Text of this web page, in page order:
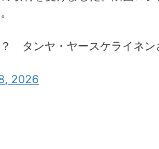
タンヤ・ヤースケライネン
2026